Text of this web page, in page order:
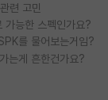
련 고민
가능한 스펙인가요?
를 물어보는거임?
는게 흔한건가요?